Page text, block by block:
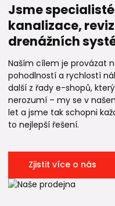
Jsme
kanalizace,
drenážních
Naším cílem je provázat
pohodlností a rychlostí
další z řady e-shopů,
nerozumí – my se v
let a jsme tak schopni
to nejlepší řešení.
Zjistit více o nás